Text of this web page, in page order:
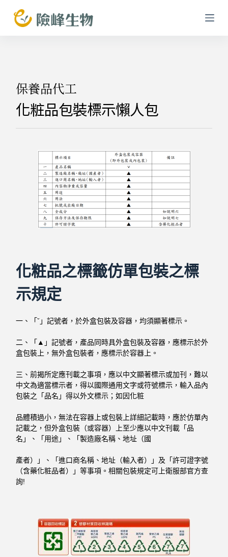
跳
至
保養品代工
化粧品包裝標示懶人包
化粧品之標籤仿單包裝之標
示規定
一、「ˇ」記號者，於外盒包裝及容器，均須顯著標示。
二、「▲」記號者，產品同時具外盒包裝及容器，應標示於外
盒包裝上，無外盒包裝者，應標示於容器上。
三、前揭所定應刊載之事項，應以中文顯著標示或加刊，難以
中文為適當標示者，得以國際通用文字或符號標示，輸入品內
包裝之「品名」得以外文標示；如因化粧
品體積過小，無法在容器上或包裝上詳細記載時，應於仿單內
記載之，但外盒包裝（或容器）上至少應以中文刊載「品
名」、「用途」、「製造廠名稱、地址（國
產者）」、「進口商名稱、地址（輸入者）」及「許可證字號
（含藥化粧品者）」等事項。相關包裝規定可上衛服部官方查
詢!